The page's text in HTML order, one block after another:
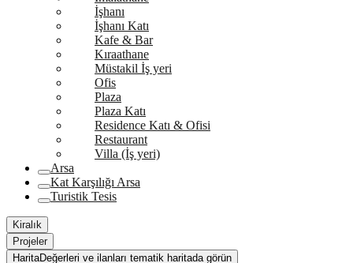
İşhanı
İşhanı Katı
Kafe & Bar
Kıraathane
Müstakil İş yeri
Ofis
Plaza
Plaza Katı
Residence Katı & Ofisi
Restaurant
Villa (İş yeri)
Arsa
Kat Karşılığı Arsa
Turistik Tesis
Kiralık
Projeler
HaritaDeğerleri ve ilanları tematik haritada görün